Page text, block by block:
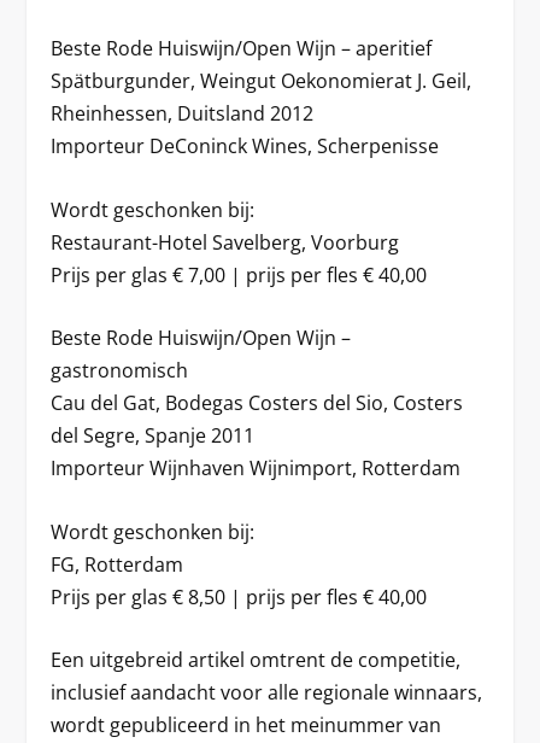
Beste Rode Huiswijn/Open Wijn – aperitief
Spätburgunder, Weingut Oekonomierat J. Geil,
Rheinhessen, Duitsland 2012
Importeur DeConinck Wines, Scherpenisse
Wordt geschonken bij:
Restaurant-Hotel Savelberg, Voorburg
Prijs per glas € 7,00 | prijs per fles € 40,00
Beste Rode Huiswijn/Open Wijn –
gastronomisch
Cau del Gat, Bodegas Costers del Sio, Costers
del Segre, Spanje 2011
Importeur Wijnhaven Wijnimport, Rotterdam
Wordt geschonken bij:
FG, Rotterdam
Prijs per glas € 8,50 | prijs per fles € 40,00
Een uitgebreid artikel omtrent de competitie,
inclusief aandacht voor alle regionale winnaars,
wordt gepubliceerd in het meinummer van